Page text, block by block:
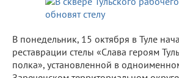
В понедельник, 15 октября в Туле
реставрации стелы «Слава героям
полка», установленной в